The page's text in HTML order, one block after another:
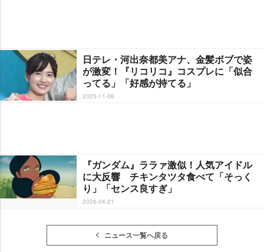
日テレ・河出奈都美アナ、金髪ボブで姿
が激変！『リコリコ』コスプレに「似合
ってる」「好感が持てる」
2025-11-06
『ガンダム』ララァ激似！人気アイドル
に大反響 チキンタツタ食べて「そっく
り」「センス良すぎ」
2026-04-21
ニュース一覧へ戻る